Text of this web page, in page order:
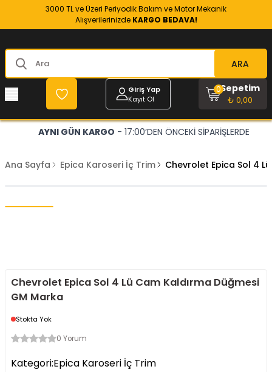
3000 TL ve Üzeri Periyodik Bakım ve Motor Mekanik
Alışverilerinizde KARGO BEDAVA!
ARA
Giriş Yap
Kayıt Ol
Sepetim
₺ 0,00
0
AYNI GÜN KARGO - 17:00’DEN ÖNCEKİ SİPARİŞLERDE
Ana Sayfa Epica Karoseri İç Trim Chevrolet Epica Sol 4
Chevrolet Epica Sol 4 Lü Cam Kaldırma Düğmesi
GM Marka
Stokta Yok
0 Yorum
Kategori:Epica Karoseri İç Trim